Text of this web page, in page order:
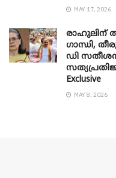
MAY 17, 2026
രാഹുലിന്
​ഗാന്ധി,
ഡി
Exclusive
MAY 8, 2026